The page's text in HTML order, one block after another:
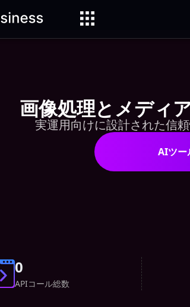
画像処理とメディ
実運用向けに設計された信
AIツー
0
APIコール総数